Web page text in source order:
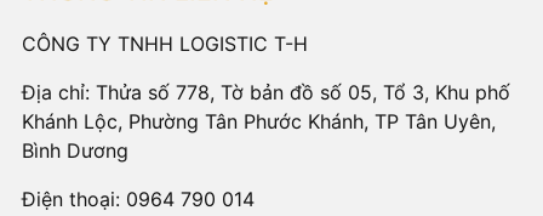
CÔNG TY TNHH LOGISTIC T-H
Địa chỉ: Thửa số 778, Tờ bản đồ số 05, Tổ 3, Khu phố
Khánh Lộc, Phường Tân Phước Khánh, TP Tân Uyên,
Bình Dương
Điện thoại: 0964 790 014